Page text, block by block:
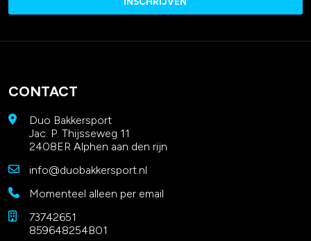
CONTACT
Duo Bakkersport
Jac. P. Thijsseweg 11
2408ER Alphen aan den rijn
info@duobakkersport.nl
Momenteel alleen per email
73742651
859648254B01